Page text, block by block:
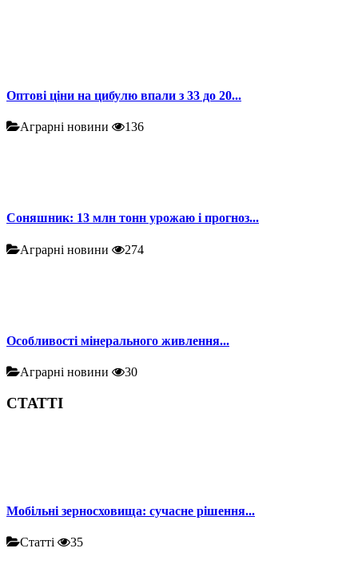
Оптові ціни на цибулю впали з 33 до 20...
Аграрні новини 136
Соняшник: 13 млн тонн урожаю і прогноз...
Аграрні новини 274
Особливості мінерального живлення...
Аграрні новини 30
СТАТТІ
Мобільні зерносховища: сучасне рішення...
Статті 35